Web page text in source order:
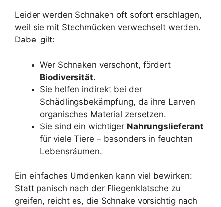
Leider werden Schnaken oft sofort erschlagen,
weil sie mit Stechmücken verwechselt werden.
Dabei gilt:
Wer Schnaken verschont, fördert
Biodiversität.
Sie helfen indirekt bei der
Schädlingsbekämpfung, da ihre Larven
organisches Material zersetzen.
Sie sind ein wichtiger Nahrungslieferant
für viele Tiere – besonders in feuchten
Lebensräumen.
Ein einfaches Umdenken kann viel bewirken:
Statt panisch nach der Fliegenklatsche zu
greifen, reicht es, die Schnake vorsichtig nach